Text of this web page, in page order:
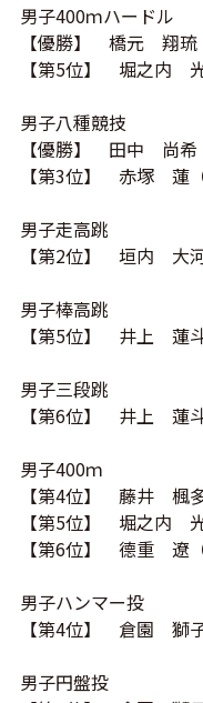
男子400ｍハードル
【優勝】 橋元 翔琉
【第5位】 堀之内
男子八種競技
【優勝】 田中 尚希
【第3位】 赤塚 蓮（
男子走高跳
【第2位】 垣内 大河
男子棒高跳
【第5位】 井上 蓮斗
男子三段跳
【第6位】 井上 蓮斗
男子400ｍ
【第4位】 藤井 楓多
【第5位】 堀之内
【第6位】 德重 遼
男子ハンマー投
【第4位】 倉園 獅
男子円盤投